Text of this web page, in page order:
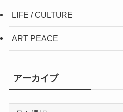
LIFE / CULTURE
ART PEACE
アーカイブ